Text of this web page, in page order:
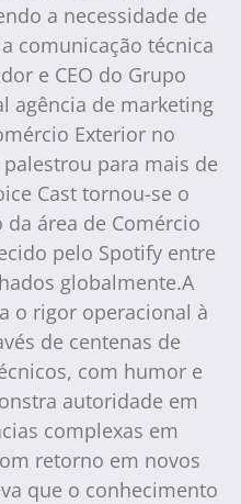
a necessidade de
comunicação técnica
e CEO do Grupo
agência de marketing
Exterior no
para mais de
Cast tornou-se o
área de Comércio
pelo Spotify entre
globalmente.A
o rigor operacional à
de centenas de
com humor e
autoridade em
complexas em
retorno em novos
que o conhecimento